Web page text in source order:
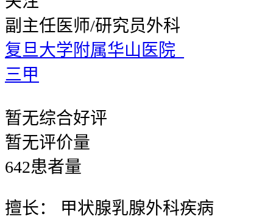
副主任医师/研究员外科
复旦大学附属华山医院
三甲
暂无综合好评
暂无评价量
642患者量
擅长： 甲状腺乳腺外科疾病